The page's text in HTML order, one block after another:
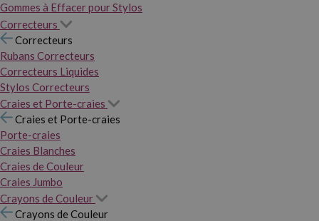
Gommes à Effacer pour Stylos
Correcteurs
Correcteurs
Rubans Correcteurs
Correcteurs Liquides
Stylos Correcteurs
Craies et Porte-craies
Craies et Porte-craies
Porte-craies
Craies Blanches
Craies de Couleur
Craies Jumbo
Crayons de Couleur
Crayons de Couleur